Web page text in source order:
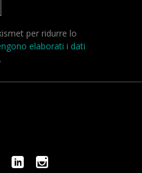
per ridurre lo
elaborati i dati
.